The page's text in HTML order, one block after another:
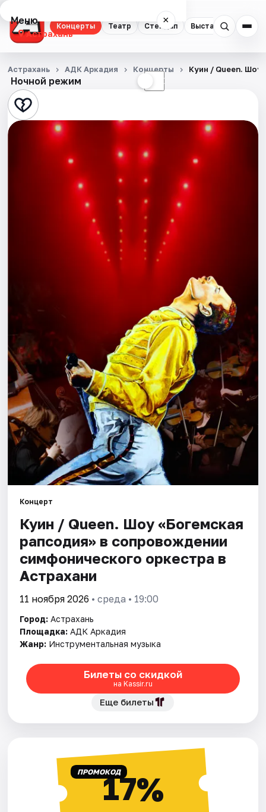
Концерты Театр Стендап Выставки
Меню ×
Астрахань
Концерты
Театр
Стендап
Выставки
Артисты
Рейтинги
Ночной режим ☾
Астрахань АДК Аркадия Концерты Куин / Queen. Шоу
Концерт
Куин / Queen. Шоу «Богемская
рапсодия» в сопровождении
симфонического оркестра в
Астрахани
11 ноября 2026 • среда • 19:00
Город: Астрахань
Площадка: АДК Аркадия
Жанр: Инструментальная музыка
Билеты со скидкой
на Kassir.ru
Еще билеты
ПРОМОКОД17%